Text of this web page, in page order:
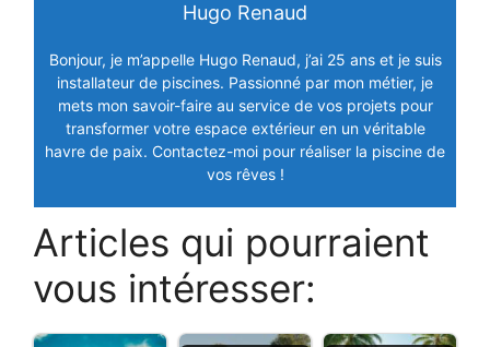
Hugo Renaud
Bonjour, je m’appelle Hugo Renaud, j’ai 25 ans et je suis
installateur de piscines. Passionné par mon métier, je
mets mon savoir-faire au service de vos projets pour
transformer votre espace extérieur en un véritable
havre de paix. Contactez-moi pour réaliser la piscine de
vos rêves !
Articles qui pourraient
vous intéresser: